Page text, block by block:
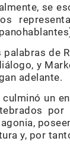
se
palabras de
y
adelante.
culminó un
por
y, por